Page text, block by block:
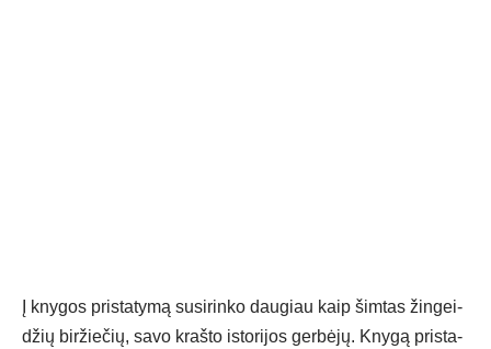
Į kny­gos pri­sta­ty­mą su­si­rin­ko dau­giau kaip šim­tas žin­gei­
džių bir­žie­čių, sa­vo kraš­to is­to­ri­jos ger­bė­jų. Kny­gą pri­sta­